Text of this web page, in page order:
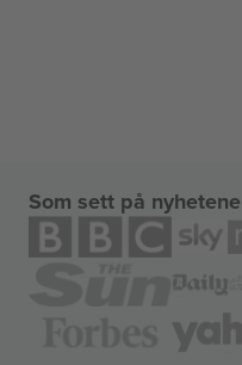
Som sett på nyhetene